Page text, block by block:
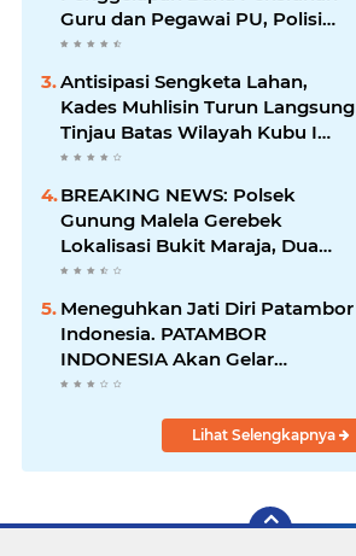
Guru dan Pegawai PU, Polisi
Pastikan Proses Hukum
Berjalan
Antisipasi Sengketa Lahan,
Kades Muhlisin Turun Langsung
Tinjau Batas Wilayah Kubu I
yang Diduga Diserobot PT Jatim
BREAKING NEWS: Polsek
Gunung Malela Gerebek
Lokalisasi Bukit Maraja, Dua
Perempuan Menangis Saat
Diciduk Bersama Sabu
Meneguhkan Jati Diri Patambor
Indonesia. PATAMBOR
INDONESIA Akan Gelar
RAKERNAS II Di Jakarta.
Lihat Selengkapnya